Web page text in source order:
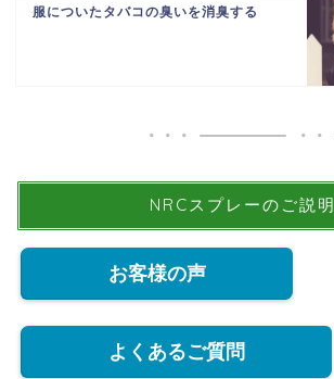
服についたタバコの臭いを消臭する
NRCスプレーのご説明
お客様の声
よくあるご質問